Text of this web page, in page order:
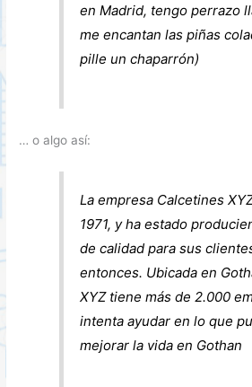
en Madrid, tengo perrazo
me encantan las piñas
pille un chaparrón)
… o algo así:
La empresa Calcetines
1971, y ha estado
de calidad para sus
entonces. Ubicada en
XYZ tiene más de 2.000
intenta ayudar en lo que
mejorar la vida en Gothan